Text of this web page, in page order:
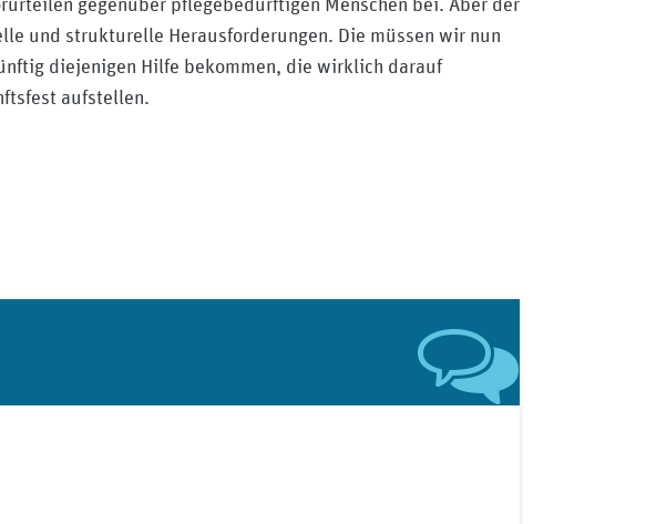
und strukturelle Herausforderungen. Die müssen wir nun
diejenigen Hilfe bekommen, die wirklich darauf
aufstellen.